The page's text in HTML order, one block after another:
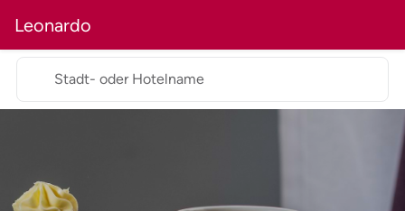
Leonardo
Stadt- oder Hotelname